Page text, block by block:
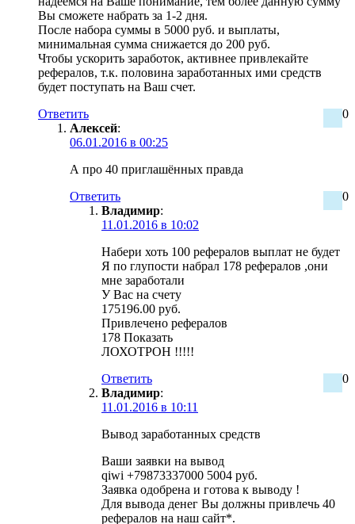
Вы сможете набрать за 1-2 дня.
После набора суммы в 5000 руб. и выплаты,
минимальная сумма снижается до 200 руб.
Чтобы ускорить заработок, активнее привлекайте
рефералов, т.к. половина заработанных ими средств
будет поступать на Ваш счет.
0
Ответить
Алексей:
06.01.2016 в 00:25
А про 40 приглашённых правда
0
Ответить
Владимир:
11.01.2016 в 10:02
Набери хоть 100 рефералов выплат не будет
Я по глупости набрал 178 рефералов ,они
мне заработали
У Вас на счету
175196.00 руб.
Привлечено рефералов
178 Показать
ЛОХОТРОН !!!!!
0
Ответить
Владимир:
11.01.2016 в 10:11
Вывод заработанных средств
Ваши заявки на вывод
qiwi +79873337000 5004 руб.
Заявка одобрена и готова к выводу !
Для вывода денег Вы должны привлечь 40
рефералов на наш сайт*.